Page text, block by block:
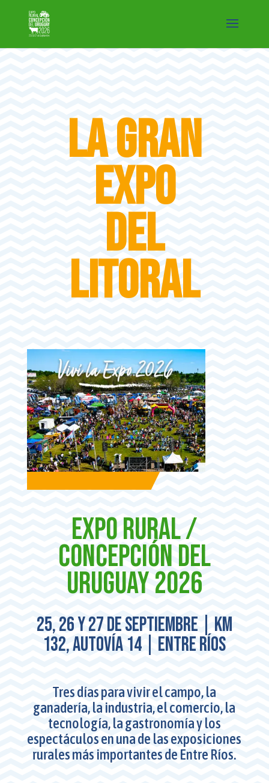
La Gran
Expo
del
Litoral
Expo Rural /
Concepción del
Uruguay 2026
25, 26 y 27 de septiembre | Km
132, Autovía 14 | entre ríos
Tres días para vivir el campo, la
ganadería, la industria, el comercio, la
tecnología, la gastronomía y los
espectáculos en una de las exposiciones
rurales más importantes de Entre Ríos.